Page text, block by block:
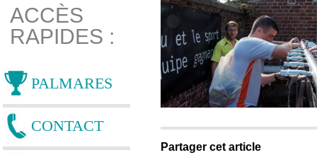
ACCÈS
RAPIDES :
PALMARES
CONTACT
Partager cet article